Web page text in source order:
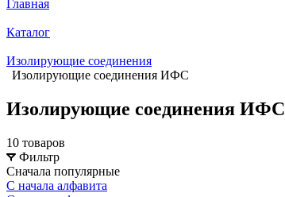
Главная
Каталог
Изолирующие соединения
Изолирующие соединения ИФС
Изолирующие соединения ИФС
10 товаров
Фильтр
Сначала популярные
С начала алфавита